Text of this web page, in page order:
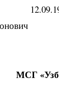
МСГ